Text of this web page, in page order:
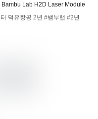
Lab H2D Laser Module
덕유항공 2년 #뱀부랩 #2년